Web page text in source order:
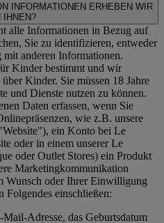
INFORMATIONEN ERHEBEN WIR
IHNEN?
alle Informationen in Bezug auf
Sie zu identifizieren, entweder
anderen Informationen.
Kinder bestimmt und wir
Kinder. Sie müssen 18 Jahre
und Dienste nutzen zu können.
Daten erfassen, wenn Sie
wie z.B. unsere
Website"), ein Konto bei Le
oder in einem unserer Le
oder Outlet Stores) ein Produkt
Marketingkommunikation
Wunsch oder Ihrer Einwilligung
Folgendes einschließen:
Adresse, das Geburtsdatum